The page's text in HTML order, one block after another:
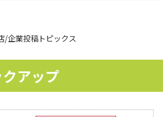
/企業投稿トピックス
アップ